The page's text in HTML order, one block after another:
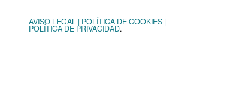
AVISO LEGAL | POLÍTICA DE COOKIES |
POLÍTICA DE PRIVACIDAD.